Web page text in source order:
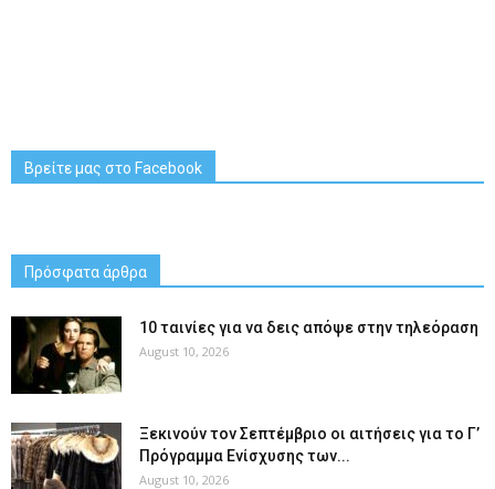
Βρείτε μας στο Facebook
Πρόσφατα άρθρα
10 ταινίες για να δεις απόψε στην τηλεόραση
August 10, 2026
Ξεκινούν τον Σεπτέμβριο οι αιτήσεις για το Γ’
Πρόγραμμα Ενίσχυσης των...
August 10, 2026